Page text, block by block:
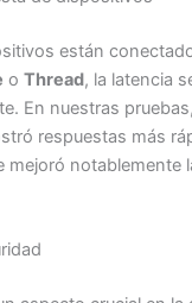
están
oThread, la latencia
En nuestras
respuestas más
mejoró notablemente